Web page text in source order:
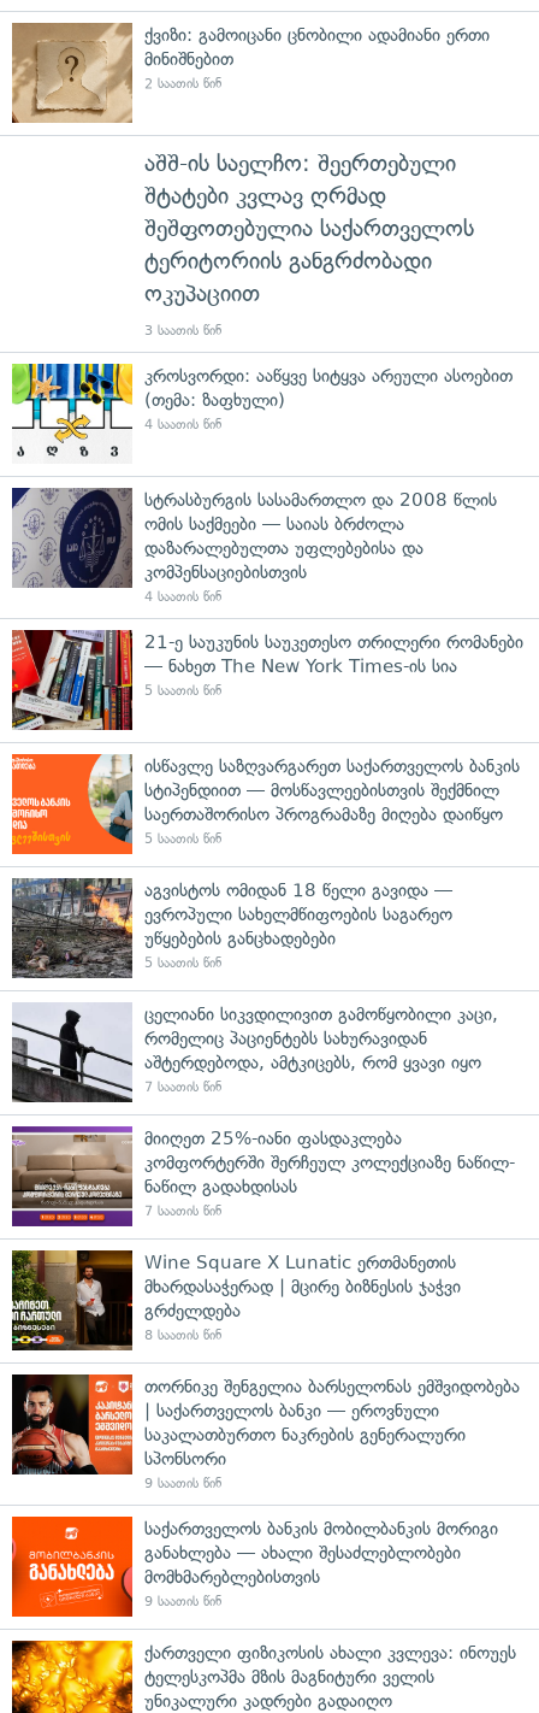
ქვიზი: გამოიცანი ცნობილი ადამიანი ერთი
მინიშნებით
2 საათის წინ
აშშ-ის საელჩო: შეერთებული
შტატები კვლავ ღრმად
შეშფოთებულია საქართველოს
ტერიტორიის განგრძობადი
ოკუპაციით
3 საათის წინ
კროსვორდი: ააწყვე სიტყვა არეული ასოებით
(თემა: ზაფხული)
4 საათის წინ
სტრასბურგის სასამართლო და 2008 წლის
ომის საქმეები — საიას ბრძოლა
დაზარალებულთა უფლებებისა და
კომპენსაციებისთვის
4 საათის წინ
21-ე საუკუნის საუკეთესო თრილერი რომანები
— ნახეთ The New York Times-ის სია
5 საათის წინ
ისწავლე საზღვარგარეთ საქართველოს ბანკის
სტიპენდიით — მოსწავლეებისთვის შექმნილ
საერთაშორისო პროგრამაზე მიღება დაიწყო
5 საათის წინ
აგვისტოს ომიდან 18 წელი გავიდა —
ევროპული სახელმწიფოების საგარეო
უწყებების განცხადებები
5 საათის წინ
ცელიანი სიკვდილივით გამოწყობილი კაცი,
რომელიც პაციენტებს სახურავიდან
აშტერდებოდა, ამტკიცებს, რომ ყვავი იყო
7 საათის წინ
მიიღეთ 25%-იანი ფასდაკლება
კომფორტერში შერჩეულ კოლექციაზე ნაწილ-
ნაწილ გადახდისას
7 საათის წინ
Wine Square X Lunatic ერთმანეთის
მხარდასაჭერად | მცირე ბიზნესის ჯაჭვი
გრძელდება
8 საათის წინ
თორნიკე შენგელია ბარსელონას ემშვიდობება
| საქართველოს ბანკი — ეროვნული
საკალათბურთო ნაკრების გენერალური
სპონსორი
9 საათის წინ
საქართველოს ბანკის მობილბანკის მორიგი
განახლება — ახალი შესაძლებლობები
მომხმარებლებისთვის
9 საათის წინ
ქართველი ფიზიკოსის ახალი კვლევა: ინოუეს
ტელესკოპმა მზის მაგნიტური ველის
უნიკალური კადრები გადაიღო